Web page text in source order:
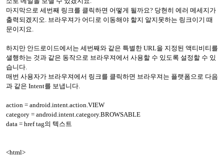
마지막으로 세번째 링크를 클릭하면 어떻게 될까요? 당현히 에러 메세지가
출력되겠지오. 브라우져가 어디로 이동해야 할지 알지못하는 링크이기 때
문이지요.
하지만 안드로이드에서는 세번째와 같은 특별한 URL을 지정된 액티비티를
샐행하는 것과 같은 동작으로 브라우져에서 사용할 수 있도록 설정할 수 있
습니다.
매번 사용자가 브라우져에서 링크를 클릭하면 브라우져는 플랫폼으로 다음
과 같은 Intent를 보냅니다.
action = android.intent.action.VIEW
category = android.intent.category.BROWSABLE
data = href tag의 텍스트
<html>